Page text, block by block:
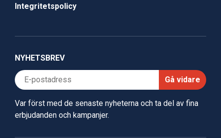
Integritetspolicy
NYHETSBREV
Gå vidare
Var först med de senaste nyheterna och ta del av fina
erbjudanden och kampanjer.